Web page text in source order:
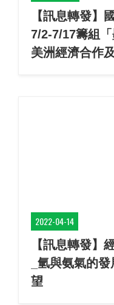
【訊息轉發】
7/2-7/17籌組
美洲經濟合作
2022-04-14
【訊息轉發】
_氫與氨氣的
望